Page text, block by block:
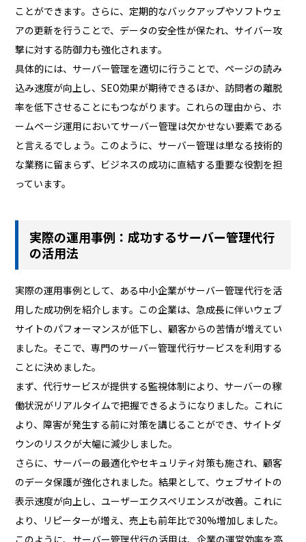
ことができます。さらに、定期的なバックアップやソフトウェ
アの更新を行うことで、データの安全性が保たれ、サイバー攻
撃に対する防御力も強化されます。
具体的には、サーバー管理を適切に行うことで、ページの読み
込み速度が向上し、SEO効果が期待できるほか、訪問者の離脱
率を低下させることにもつながります。これらの理由から、ホ
ームページ運用においてサーバー管理は欠かせない要素である
と言えるでしょう。このように、サーバー管理は単なる技術的
な業務に留まらず、ビジネスの成功に直結する重要な役割を担
っています。
実際の運用事例：成功するサーバー管理代行
の活用法
実際の運用事例として、ある中小企業がサーバー管理代行を活
用した成功例を紹介します。この企業は、急成長に伴いウェブ
サイトのパフォーマンスが低下し、顧客からの苦情が増えてい
ました。そこで、専門のサーバー管理代行サービスを利用する
ことに決めました。
まず、代行サービスが提供する監視体制により、サーバーの稼
働状況がリアルタイムで把握できるようになりました。これに
より、障害が発生する前に対策を講じることができ、サイトダ
ウンのリスクが大幅に減少しました。
さらに、サーバーの最適化やセキュリティ対策も施され、顧客
のデータ保護が強化されました。結果として、ウェブサイトの
表示速度が向上し、ユーザーエクスペリエンスが改善。これに
より、リピーターが増え、売上も前年比で30%増加しました。
このように、サーバー管理代行の活用は、企業の運営効率を高